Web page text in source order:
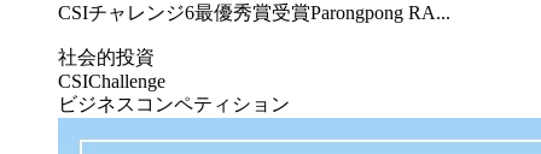
CSIチャレンジ6最優秀賞受賞Parongpong RA...
社会的投資
CSIChallenge
ビジネスコンペティション